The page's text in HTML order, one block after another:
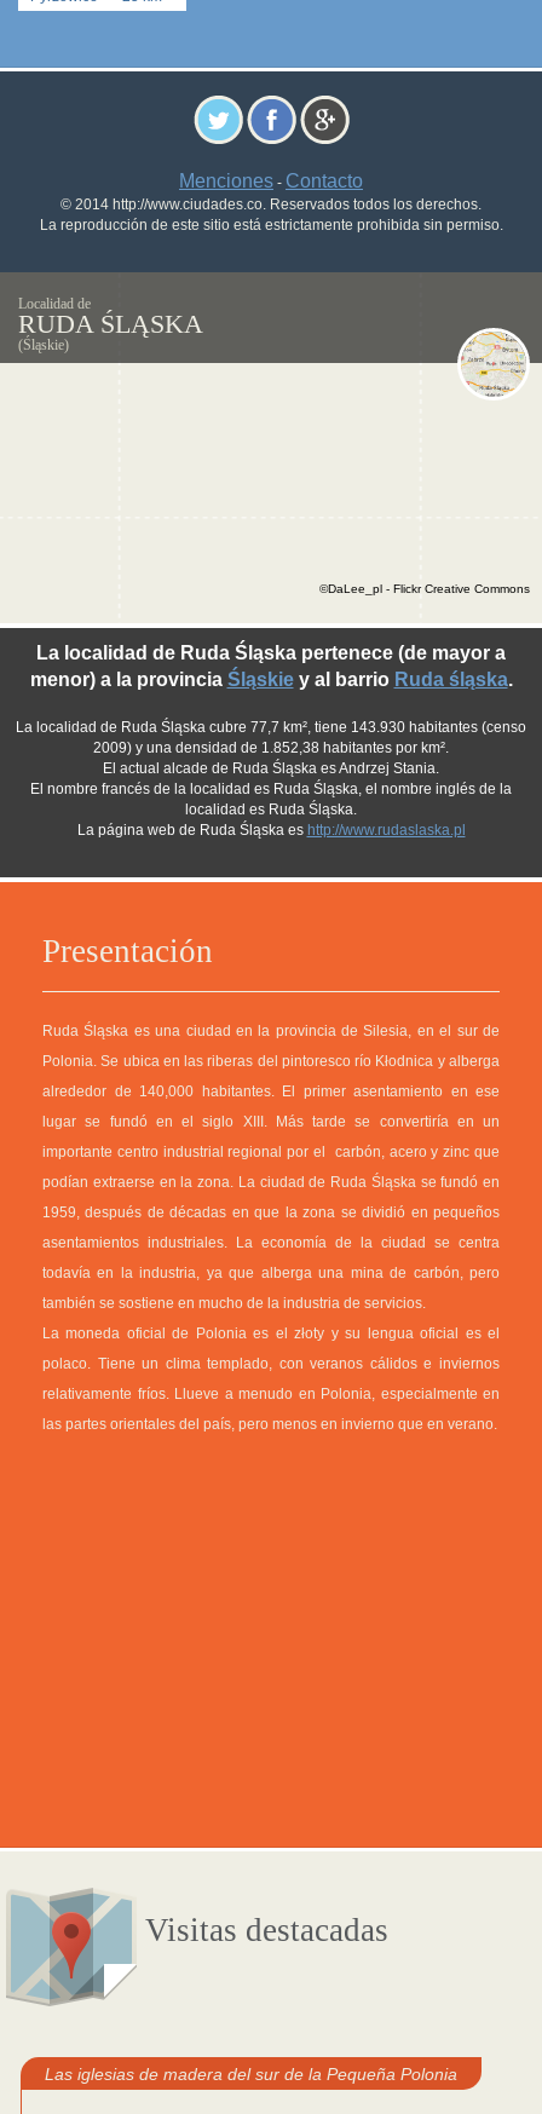
Menciones - Contacto
© 2014 http://www.ciudades.co. Reservados todos los derechos.
La reproducción de este sitio está estrictamente prohibida sin permiso.
Localidad de
RUDA ŚLĄSKA
(Śląskie)
Presentación
Ruda Śląska es una ciudad en la provincia de Silesia, en el sur de
Polonia. Se ubica en las riberas del pintoresco río Kłodnica y alberga
alrededor de 140,000 habitantes. El primer asentamiento en ese
lugar se fundó en el siglo XIII. Más tarde se convertiría en un
importante centro industrial regional por el carbón, acero y zinc que
podían extraerse en la zona. La ciudad de Ruda Śląska se fundó en
1959, después de décadas en que la zona se dividió en pequeños
asentamientos industriales. La economía de la ciudad se centra
todavía en la industria, ya que alberga una mina de carbón, pero
también se sostiene en mucho de la industria de servicios.
La moneda oficial de Polonia es el złoty y su lengua oficial es el
polaco. Tiene un clima templado, con veranos cálidos e inviernos
relativamente fríos. Llueve a menudo en Polonia, especialmente en
las partes orientales del país, pero menos en invierno que en verano.
La localidad de Ruda Śląska pertenece (de mayor a
menor) a la provincia Śląskiey al barrio Ruda śląska.
La localidad de Ruda Śląska cubre 77,7 km², tiene 143.930 habitantes (censo
2009) y una densidad de 1.852,38 habitantes por km².
El actual alcade de Ruda Śląska es Andrzej Stania.
El nombre francés de la localidad es Ruda Śląska, el nombre inglés de la
localidad es Ruda Śląska.
La página web de Ruda Śląska es http://www.rudaslaska.pl
©DaLee_pl - Flickr Creative Commons
Visitas destacadas
Las iglesias de madera del sur de la Pequeña Polonia